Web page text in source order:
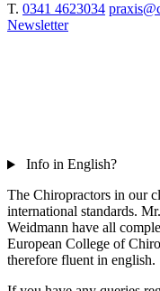
T. 0341 4623034
Newsletter
Info in English?
The Chiropractors in our
international standards.
Weidmann have all
European College of
therefore fluent in english.